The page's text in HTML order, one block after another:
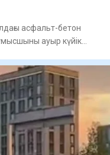
асфальт-бетон
ауыр күйік